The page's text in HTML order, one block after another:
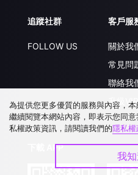
追蹤社群
FOLLOW US
客戶服
關於我
常見問
聯絡我
升級VIP
下載 APP
為提供您更多優質的服務與內容，
繼續閱覽本網站內容，即表示您同
私權政策資訊，請閱讀我們的隱私權
我